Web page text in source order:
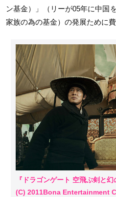
ン基金）」（リーが05年に中国
家族の為の基金）の発展ために
『ドラゴンゲート 空飛ぶ剣と幻
(C) 2011Bona Entertainment